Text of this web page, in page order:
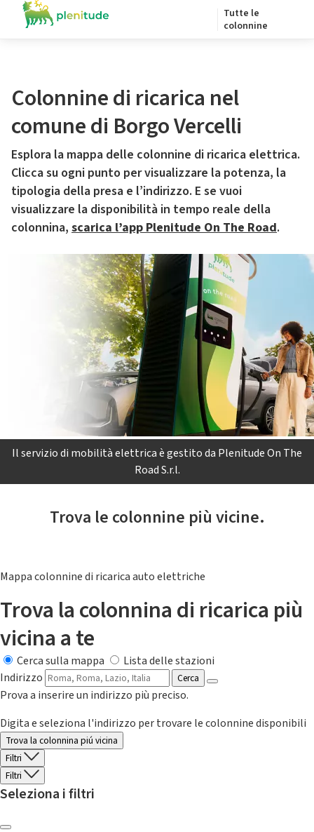
Tutte le
colonnine
Colonnine di ricarica nel
comune di Borgo Vercelli
Esplora la mappa delle colonnine di ricarica elettrica.
Clicca su ogni punto per visualizzare la potenza, la
tipologia della presa e l’indirizzo. E se vuoi
visualizzare la disponibilità in tempo reale della
colonnina, scarica l’app Plenitude On The Road.
Il servizio di mobilità elettrica è gestito da Plenitude On The
Road S.r.l.
Trova le colonnine più vicine.
Mappa colonnine di ricarica auto elettriche
Trova la colonnina di ricarica più
vicina a te
Cerca sulla mappa
Lista delle stazioni
Indirizzo
Cerca
Prova a inserire un indirizzo più preciso.
Digita e seleziona l'indirizzo per trovare le colonnine disponibili
Trova la colonnina piú vicina
Filtri
Filtri
Seleziona i filtri